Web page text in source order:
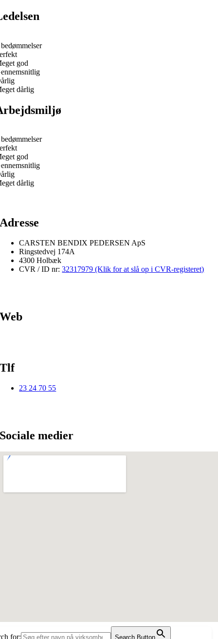
god
dårlig
god
dårlig
Adresse
CARSTEN BENDIX PEDERSEN ApS
Ringstedvej 174A
4300 Holbæk
CVR / ID nr:32317979 (Klik for at slå op i CVR-registeret)
Web
Tlf
23 24 70 55
Sociale medier
for: Search Button